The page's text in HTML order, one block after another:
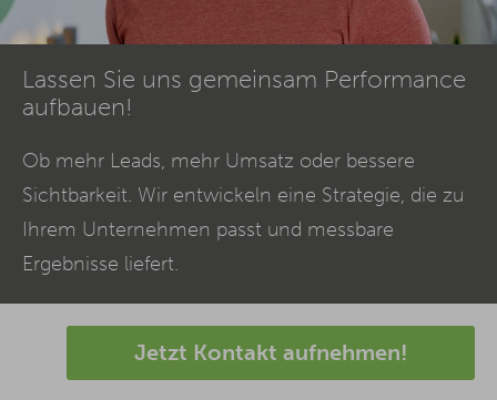
Lassen Sie uns gemeinsam Performance
aufbauen!
Ob mehr Leads, mehr Umsatz oder bessere
Sichtbarkeit. Wir entwickeln eine Strategie, die zu
Ihrem Unternehmen passt und messbare
Ergebnisse liefert.
Jetzt Kontakt aufnehmen!